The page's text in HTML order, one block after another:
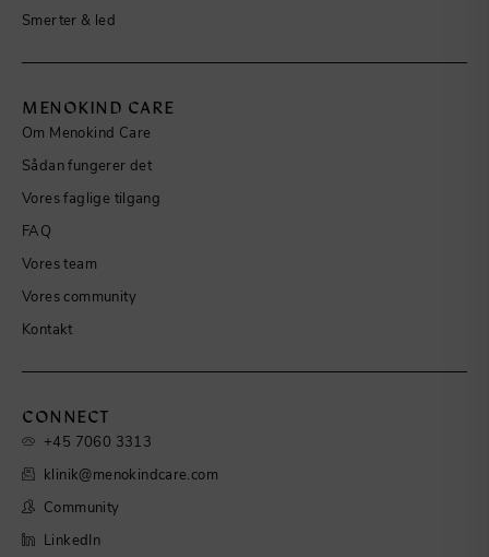
Smerter & led
MENOKIND CARE
Om Menokind Care
Sådan fungerer det
Vores faglige tilgang
FAQ
Vores team
Vores community
Kontakt
CONNECT
+45 7060 3313
klinik@menokindcare.com
Community
LinkedIn